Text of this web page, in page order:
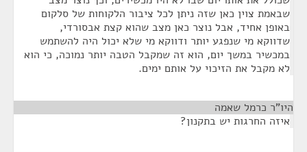
שבאמת צוין כאן שזה ניתן לכל ציבור הלקוחות של סלקום
באופן אחיד, אבל נוצר כאן מצב שהוא קצת אבסורדי,
שדווקא מי שנפגע יותר ודווקא מי שלא יכול היה להשתמש
במכשיר במשך יום, הוא זה שמקבל הטבה יותר נמוכה, כי הוא
לא מקבל את הזיכוי על אותם ימים.
היו"ר כרמל שאמה
איזה החרגות יש בתקנון?